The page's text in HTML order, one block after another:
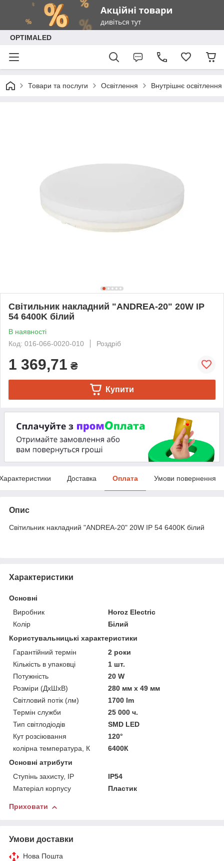
OPTIMALED
Товари та послуги Освітлення Внутрішнє освітлення
Світильник накладний "ANDREA-20" 20W IP
54 6400K білий
В наявності
Код: 016-066-0020-010
Роздріб
1 369,71 ₴
Купити
Доставка Оплата Умови повернення
Опис
Світильник накладний "ANDREA-20" 20W IP 54 6400K білий
Характеристики
Основні
Виробник
Horoz Electric
Колір
Білий
Користувальницькі характеристики
Гарантійний термін
2 роки
Кількість в упаковці
1 шт.
Потужність
20 W
Розміри (ДхШхВ)
280 мм х 49 мм
Світловий потік (лм)
1700 lm
Термін служби
25 000 ч.
Тип світлодіодів
SMD LED
Кут розсіювання
120°
колірна температура, К
6400К
Основні атрибути
Ступінь захисту, IP
IP54
Матеріал корпусу
Пластик
Приховати
Умови доставки
Нова Пошта